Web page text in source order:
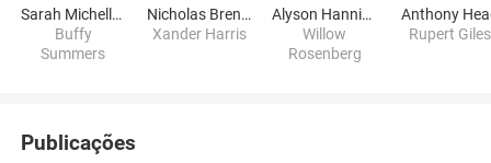
Sarah Michelle Gellar
Buffy
Summers
Nicholas Brendon
Xander Harris
Alyson Hannigan
Willow
Rosenberg
Anthony
Rupert Giles
Publicações